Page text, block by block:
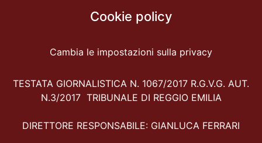
Cookie policy
Cambia le impostazioni sulla privacy
TESTATA GIORNALISTICA N. 1067/2017 R.G.V.G. AUT.
N.3/2017 TRIBUNALE DI REGGIO EMILIA
DIRETTORE RESPONSABILE: GIANLUCA FERRARI